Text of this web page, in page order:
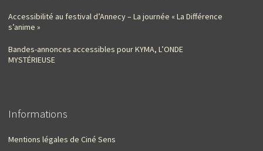
Accessibilité au festival d’Annecy – La journée « La Différence
s’anime »
Bandes-annonces accessibles pour KYMA, L’ONDE
MYSTÉRIEUSE
Informations
Mentions légales de Ciné Sens